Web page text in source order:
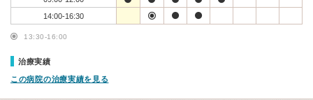
14:00-16:30
13:30-16:00
治療実績
この病院の治療実績を見る